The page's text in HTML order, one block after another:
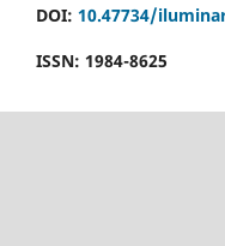
DOI: 10.47734/
ISSN: 1984-8625